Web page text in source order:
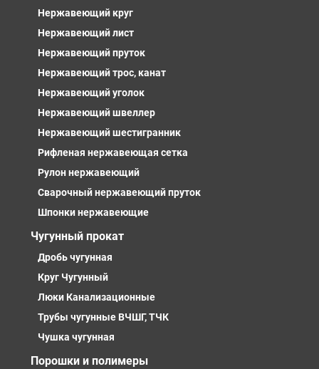
Нержавеющий круг
Нержавеющий лист
Нержавеющий пруток
Нержавеющий трос, канат
Нержавеющий уголок
Нержавеющий швеллер
Нержавеющий шестигранник
Рифленая нержавеющая сетка
Рулон нержавеющий
Сварочный нержавеющий пруток
Шпонки нержавеющие
Чугунный прокат
Дробь чугунная
Круг Чугунный
Люки Канализационные
Трубы чугунные ВЧШГ, ТЧК
Чушка чугунная
Порошки и полимеры